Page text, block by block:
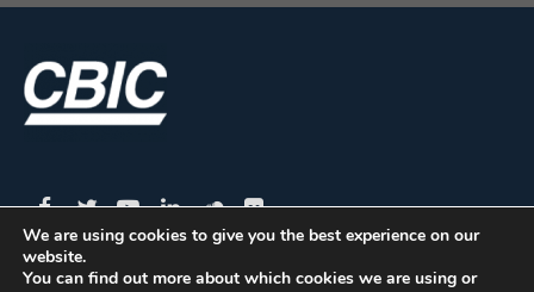
We are using cookies to give you the best experience on our
website.
You can find out more about which cookies we are using or